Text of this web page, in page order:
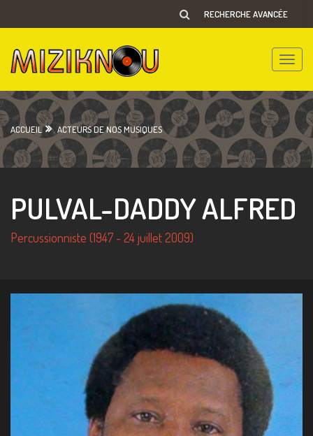
RECHERCHE AVANCÉE
Toggle
ACCUEIL ACTEURS DE NOS MUSIQUES
PULVAL-DADDY ALFRED
Percussionniste (1947 - 24 juillet 2009)